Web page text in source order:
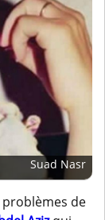
Suad Nasr
problèmes de